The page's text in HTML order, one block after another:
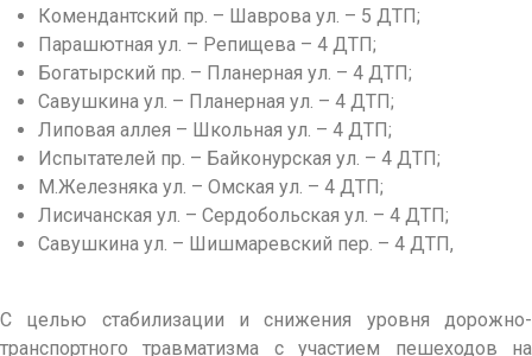
Комендантский пр. – Шаврова ул. – 5 ДТП;
Парашютная ул. – Репищева – 4 ДТП;
Богатырский пр. – Планерная ул. – 4 ДТП;
Савушкина ул. – Планерная ул. – 4 ДТП;
Липовая аллея – Школьная ул. – 4 ДТП;
Испытателей пр. – Байконурская ул. – 4 ДТП;
М.Железняка ул. – Омская ул. – 4 ДТП;
Лисичанская ул. – Сердобольская ул. – 4 ДТП;
Савушкина ул. – Шишмаревский пер. – 4 ДТП,
С целью стабилизации и снижения уровня дорожно-
транспортного травматизма с участием пешеходов на